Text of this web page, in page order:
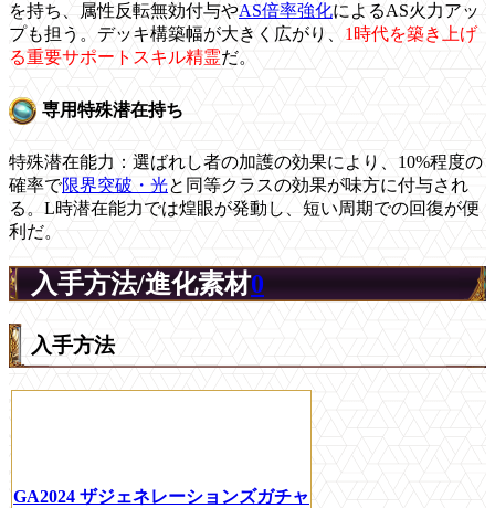
を持ち、属性反転無効付与やAS倍率強化によるAS火力アッ
プも担う。デッキ構築幅が大きく広がり、 1時代を築き上げ
る重要サポートスキル精霊だ。
専用特殊潜在持ち
特殊潜在能力：選ばれし者の加護の効果により、10%程度の
確率で限界突破・光と同等クラスの効果が味方に付与され
る。L時潜在能力では煌眼が発動し、短い周期での回復が便
利だ。
入手方法/進化素材0
入手方法
GA2024 ザジェネレーションズガチャ